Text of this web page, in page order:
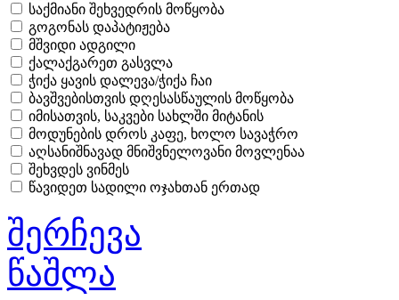
საქმიანი შეხვედრის მოწყობა
გოგონას დაპატიჟება
მშვიდი ადგილი
ქალაქგარეთ გასვლა
ჭიქა ყავის დალევა/ჭიქა ჩაი
ბავშვებისთვის დღესასწაულის მოწყობა
იმისათვის, საკვები სახლში მიტანის
მოდუნების დროს კაფე, ხოლო სავაჭრო
აღსანიშნავად მნიშვნელოვანი მოვლენაა
შეხვდეს ვინმეს
წავიდეთ სადილი ოჯახთან ერთად
შერჩევა
წაშლა